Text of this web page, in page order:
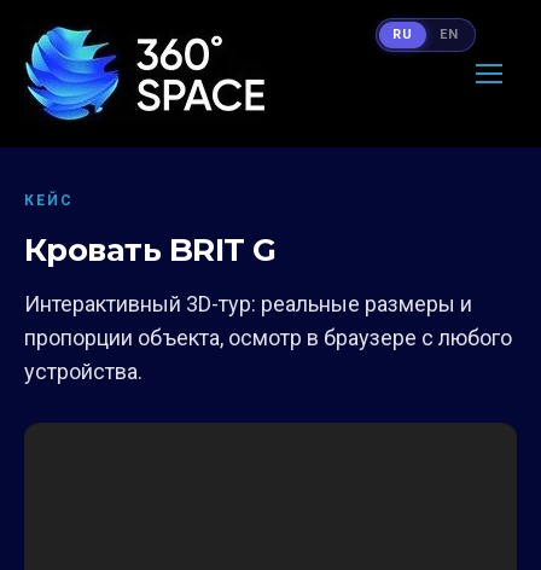
КЕЙС
Кровать BRIT G
Интерактивный 3D-тур: реальные размеры и
пропорции объекта, осмотр в браузере с любого
устройства.
RU EN